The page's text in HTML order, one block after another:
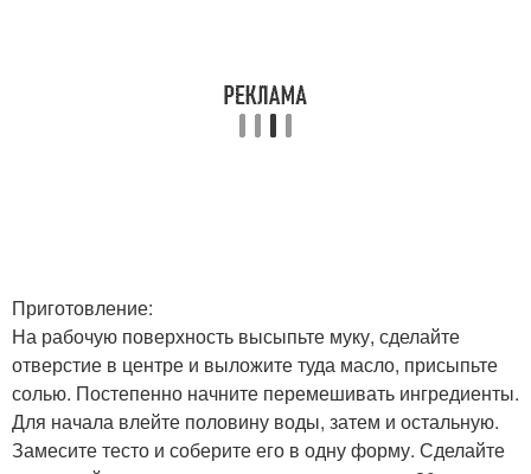
Приготовление:
На рабочую поверхность высыпьте муку, сделайте
отверстие в центре и выложите туда масло, присыпьте
солью. Постепенно начните перемешивать ингредиенты.
Для начала влейте половину воды, затем и остальную.
Замесите тесто и соберите его в одну форму. Сделайте